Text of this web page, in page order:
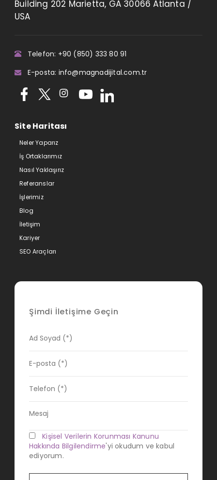
Building 202 Marietta, GA 30066 Atlanta /
USA
Telefon: +90 (850) 333 80 91
E-posta: info@magnadijital.com.tr
Site Haritası
Neler Yaparız
İş Ortaklarımız
Nasıl Yaklaşırız
Referanslar
İşlerimiz
Blog
İletişim
Kariyer
SEO Araçları
Şimdi İletişime Geçin
Kişisel Verilerin Korunması Kanunu
Hakkında Bilgilendirme'yi okudum ve kabul
ediyorum.